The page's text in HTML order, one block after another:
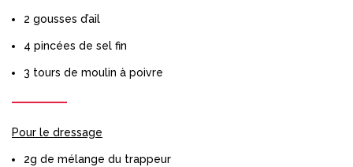
2 gousses d’ail
4 pincées de sel fin
3 tours de moulin à poivre
Pour le dressage
2g de mélange du trappeur